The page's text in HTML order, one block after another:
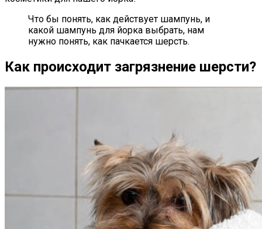
Что бы понять, как действует шампунь, и
какой шампунь для йорка выбрать, нам
нужно понять, как пачкается шерсть.
Как происходит загрязнение шерсти?